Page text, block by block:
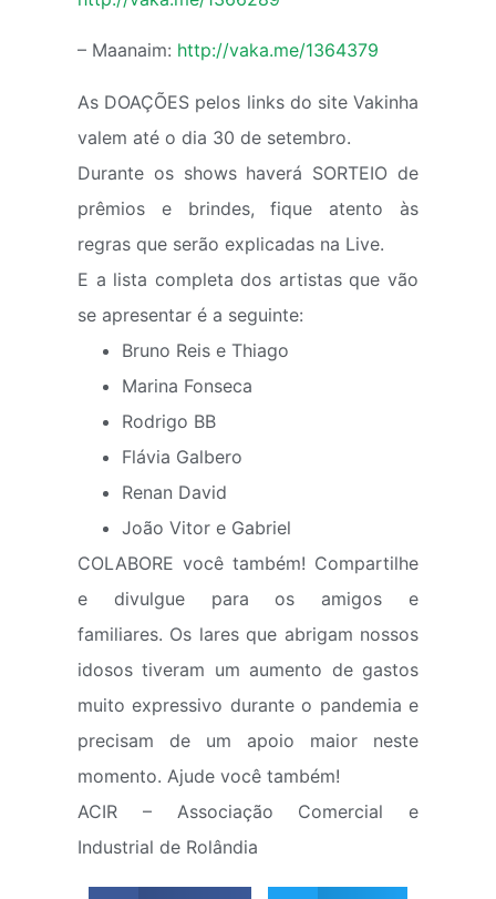
– Maanaim: http://vaka.me/1364379
As DOAÇÕES pelos links do site Vakinha
valem até o dia 30 de setembro.
Durante os shows haverá SORTEIO de
prêmios e brindes, fique atento às
regras que serão explicadas na Live.
E a lista completa dos artistas que vão
se apresentar é a seguinte:
Bruno Reis e Thiago
Marina Fonseca
Rodrigo BB
Flávia Galbero
Renan David
João Vitor e Gabriel
COLABORE você também! Compartilhe
e divulgue para os amigos e
familiares. Os lares que abrigam nossos
idosos tiveram um aumento de gastos
muito expressivo durante o pandemia e
precisam de um apoio maior neste
momento. Ajude você também!
ACIR – Associação Comercial e
Industrial de Rolândia